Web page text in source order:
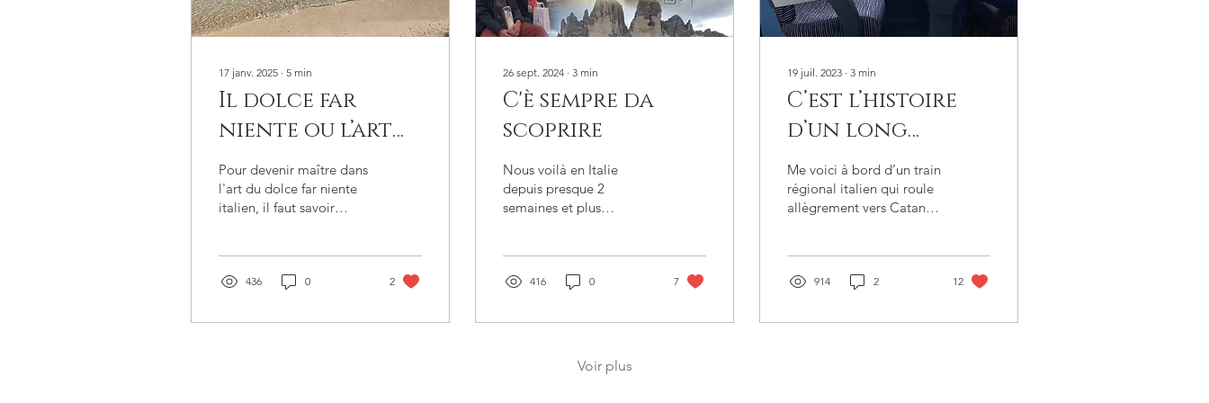
17 janv. 2025 ∙ 5 min
Il dolce far
niente ou l’art
de trouver la
joie dans les
choses les plus
simples
Pour devenir maître dans
l'art du dolce far niente
italien, il faut savoir
436 0 2
26 sept. 2024 ∙ 3 min
C'è sempre da
scoprire
Nous voilà en Italie
depuis presque 2
semaines et plus
de la...
416 0 7
19 juil. 2023 ∙ 3 min
C’est l’histoire
d’un long
voyage en train
Me voici à bord d’un train
régional italien qui roule
allègrement vers Catania,
914 2 12
Voir plus